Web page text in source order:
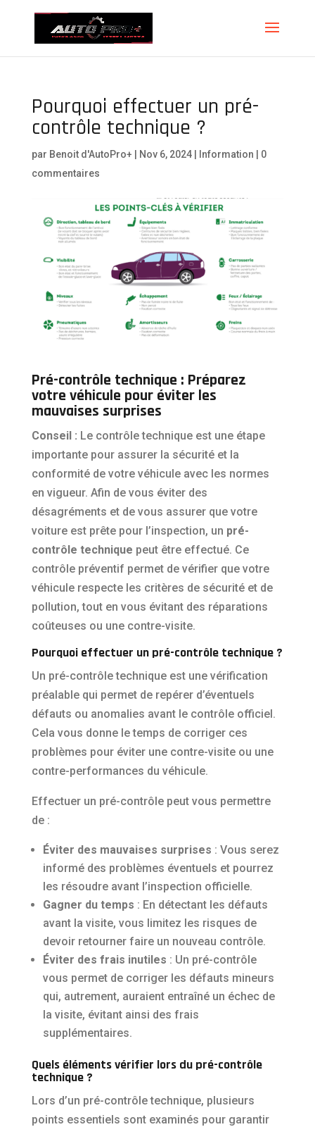
Pourquoi effectuer un pré-
contrôle technique ?
par Benoit d'AutoPro+ Nov 6, 2024| Information
0
commentaires
Pré-contrôle technique : Préparez
votre véhicule pour éviter les
mauvaises surprises
Conseil : Le contrôle technique est une étape
importante pour assurer la sécurité et la
conformité de votre véhicule avec les normes
en vigueur. Afin de vous éviter des
désagréments et de vous assurer que votre
voiture est prête pour l’inspection, un pré-
contrôle technique peut être effectué. Ce
contrôle préventif permet de vérifier que votre
véhicule respecte les critères de sécurité et de
pollution, tout en vous évitant des réparations
coûteuses ou une contre-visite.
Pourquoi effectuer un pré-contrôle technique ?
Un pré-contrôle technique est une vérification
préalable qui permet de repérer d’éventuels
défauts ou anomalies avant le contrôle officiel.
Cela vous donne le temps de corriger ces
problèmes pour éviter une contre-visite ou une
contre-performances du véhicule.
Effectuer un pré-contrôle peut vous permettre
de :
Éviter des mauvaises surprises : Vous serez
informé des problèmes éventuels et pourrez
les résoudre avant l’inspection officielle.
Gagner du temps : En détectant les défauts
avant la visite, vous limitez les risques de
devoir retourner faire un nouveau contrôle.
Éviter des frais inutiles : Un pré-contrôle
vous permet de corriger les défauts mineurs
qui, autrement, auraient entraîné un échec de
la visite, évitant ainsi des frais
supplémentaires.
Quels éléments vérifier lors du pré-contrôle
technique ?
Lors d’un pré-contrôle technique, plusieurs
points essentiels sont examinés pour garantir